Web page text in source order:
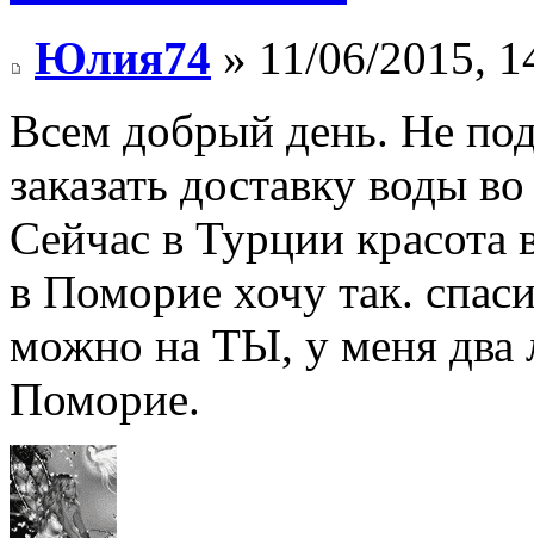
Юлия74 » 11/06/2015,
Всем добрый день. Не
заказать доставку воды
Сейчас в Турции красота
в Поморие хочу так.
можно на ТЫ, у меня два
Поморие.